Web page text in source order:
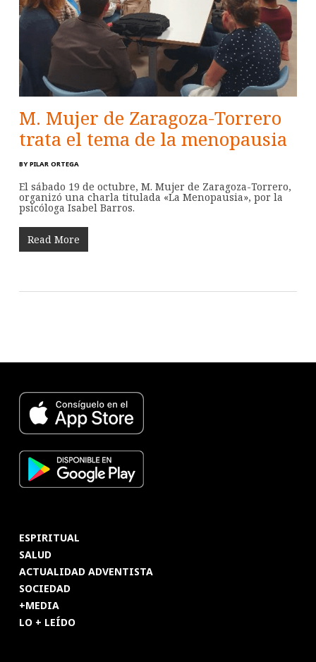
M. Mujer de Zaragoza-Torrero
trata el tema de la menopausia
BY PILAR ORTEGA
El sábado 19 de octubre, M. Mujer de Zaragoza-Torrero,
organizó una charla titulada «La Menopausia», por la
psicóloga Isabel Barros.
Read More
ESPIRITUAL
SALUD
ACTUALIDAD ADVENTISTA
SOCIEDAD
+MEDIA
LO + LEÍDO